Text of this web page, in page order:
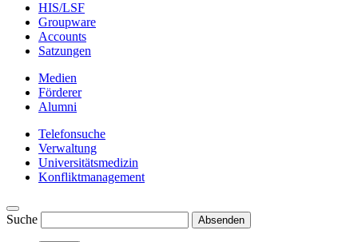
HIS/LSF
Groupware
Accounts
Satzungen
Medien
Förderer
Alumni
Telefonsuche
Verwaltung
Universitätsmedizin
Konfliktmanagement
Suche Absenden